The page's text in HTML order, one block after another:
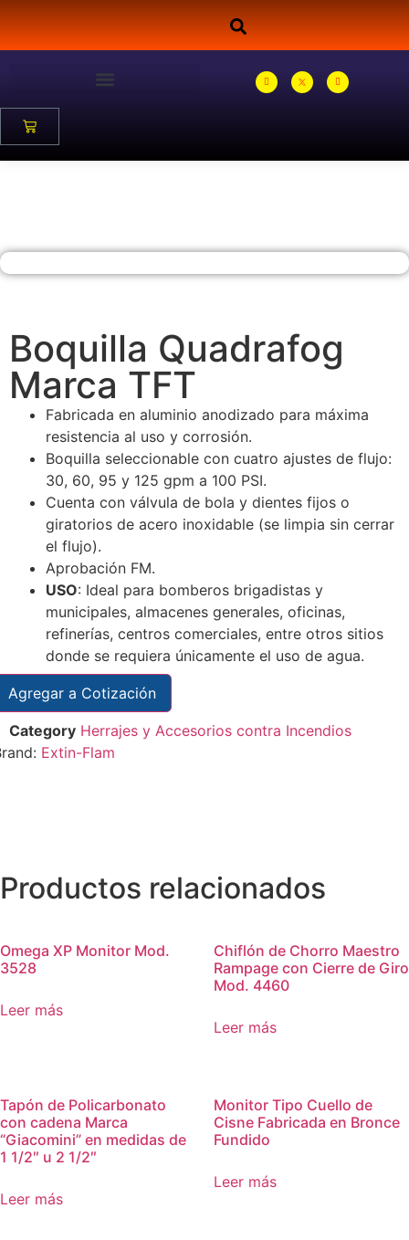
Boquilla Quadrafog
Marca TFT
Fabricada en aluminio anodizado para máxima
resistencia al uso y corrosión.
Boquilla seleccionable con cuatro ajustes de flujo:
30, 60, 95 y 125 gpm a 100 PSI.
Cuenta con válvula de bola y dientes fijos o
giratorios de acero inoxidable (se limpia sin cerrar
el flujo).
Aprobación FM.
USO: Ideal para bomberos brigadistas y
municipales, almacenes generales, oficinas,
refinerías, centros comerciales, entre otros sitios
donde se requiera únicamente el uso de agua.
Agregar a Cotización
Category Herrajes y Accesorios contra Incendios
Extin-Flam
Productos relacionados
Omega XP Monitor Mod.
3528
Leer más
Chiflón de Chorro Maestro
Rampage con Cierre de Giro
Mod. 4460
Leer más
Tapón de Policarbonato
con cadena Marca
“Giacomini” en medidas de
1 1/2″ u 2 1/2″
Leer más
Monitor Tipo Cuello de
Cisne Fabricada en Bronce
Fundido
Leer más